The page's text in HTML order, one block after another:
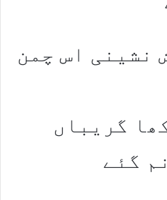
نشینی اس چمن
گریباں
گئے